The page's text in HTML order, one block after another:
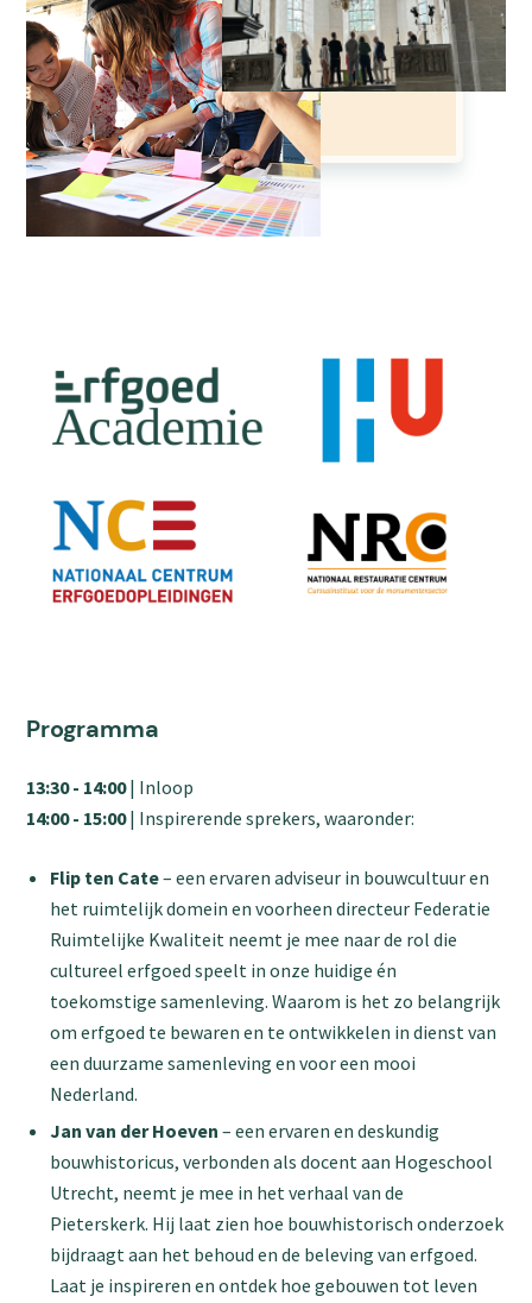
Programma
13:30 - 14:00| Inloop
14:00 - 15:00| Inspirerende sprekers, waaronder:
Flip ten Cate– een ervaren adviseur in bouwcultuur en
het ruimtelijk domein en voorheen directeur Federatie
Ruimtelijke Kwaliteit neemt je mee naar de rol die
cultureel erfgoed speelt in onze huidige én
toekomstige samenleving. Waarom is het zo belangrijk
om erfgoed te bewaren en te ontwikkelen in dienst van
een duurzame samenleving en voor een mooi
Nederland.
Jan van der Hoeven – een ervaren en deskundig
bouwhistoricus, verbonden als docent aan Hogeschool
Utrecht, neemt je mee in het verhaal van de
Pieterskerk. Hij laat zien hoe bouwhistorisch onderzoek
bijdraagt aan het behoud en de beleving van erfgoed.
Laat je inspireren en ontdek hoe gebouwen tot leven